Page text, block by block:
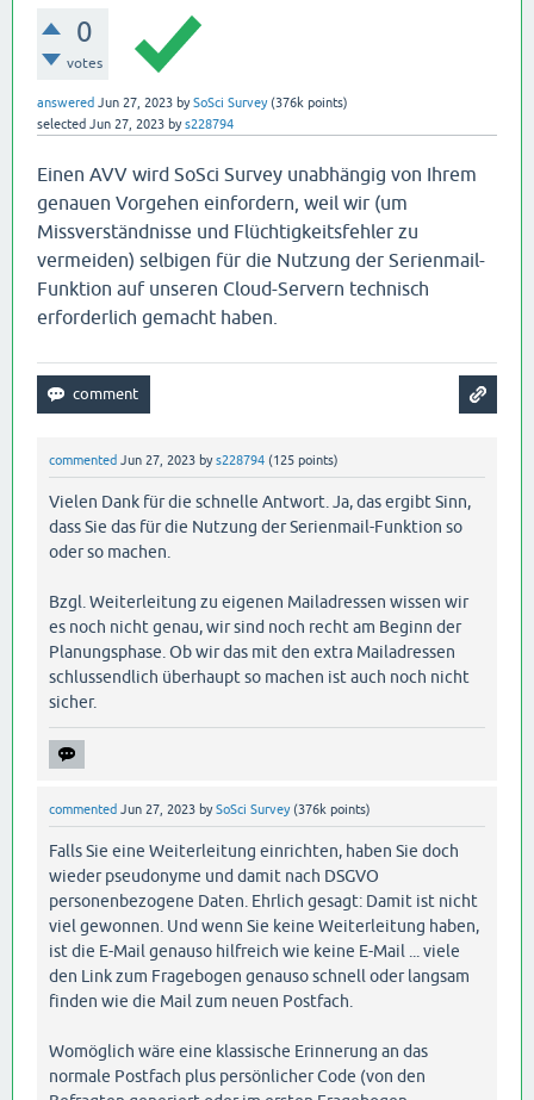
0
votes
answered Jun 27, 2023 bySoSci Survey (376k points)
selected Jun 27, 2023 bys228794
Einen AVV wird SoSci Survey unabhängig von Ihrem
genauen Vorgehen einfordern, weil wir (um
Missverständnisse und Flüchtigkeitsfehler zu
vermeiden) selbigen für die Nutzung der Serienmail-
Funktion auf unseren Cloud-Servern technisch
erforderlich gemacht haben.
commented Jun 27, 2023 bys228794 (125 points)
Vielen Dank für die schnelle Antwort. Ja, das ergibt Sinn,
dass Sie das für die Nutzung der Serienmail-Funktion so
oder so machen.
Bzgl. Weiterleitung zu eigenen Mailadressen wissen wir
es noch nicht genau, wir sind noch recht am Beginn der
Planungsphase. Ob wir das mit den extra Mailadressen
schlussendlich überhaupt so machen ist auch noch nicht
sicher.
commented Jun 27, 2023 bySoSci Survey (376k points)
Falls Sie eine Weiterleitung einrichten, haben Sie doch
wieder pseudonyme und damit nach DSGVO
personenbezogene Daten. Ehrlich gesagt: Damit ist nicht
viel gewonnen. Und wenn Sie keine Weiterleitung haben,
ist die E-Mail genauso hilfreich wie keine E-Mail ... viele
den Link zum Fragebogen genauso schnell oder langsam
finden wie die Mail zum neuen Postfach.
Womöglich wäre eine klassische Erinnerung an das
normale Postfach plus persönlicher Code (von den